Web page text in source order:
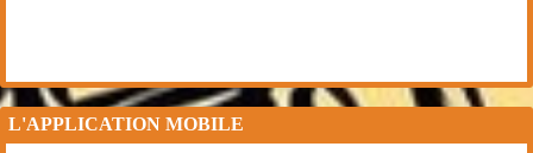
L'APPLICATION MOBILE